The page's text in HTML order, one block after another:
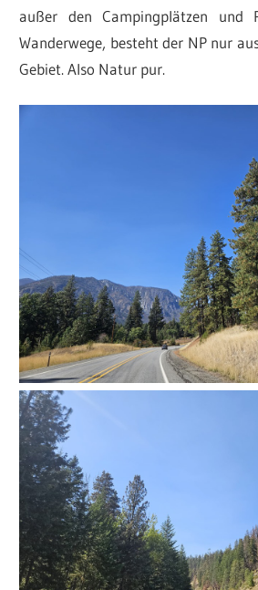
außer den Campingplätzen und
Wanderwege, besteht der NP nur
Gebiet. Also Natur pur.